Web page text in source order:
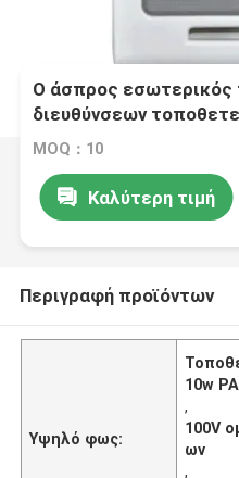
Ο άσπρος εσωτερικός
διευθύνσεων
10W 100V
MOQ：10
Καλύτερη τιμή
Περιγραφή προϊόντων
Υψηλό φως:
10w PA
,
100V
ων
,